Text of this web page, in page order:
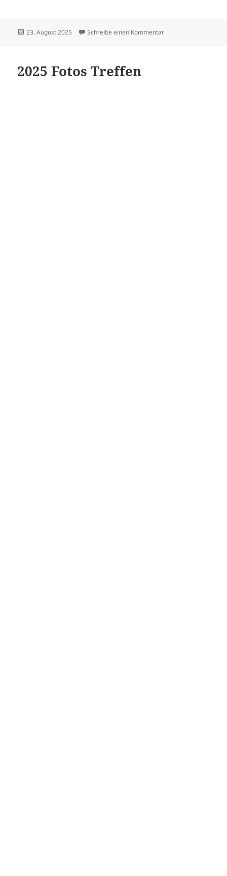
Veröffentlicht
23. August 2025 Schreibe einen Kommentarzu Sängerfest in
2025 Fotos Treffen